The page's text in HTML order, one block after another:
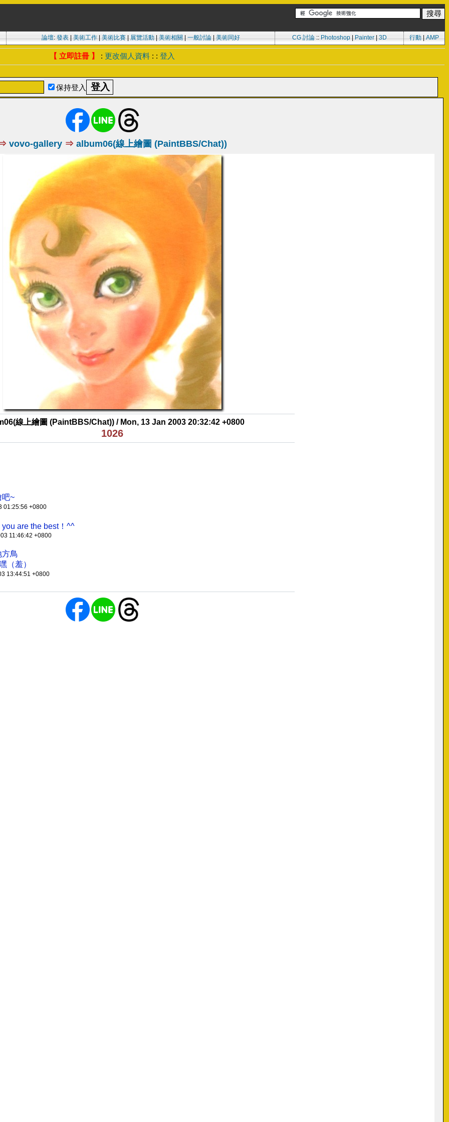
論壇: 發表| 美術工作| 美術比賽| 展覽活動| 美術相關 一般討論| 美術同好 CG 討論:: Photoshop| Painter| 3D 行動 AMP
【 立即註冊 】 : 更改個人資料 : : 登入
保持登入
vovo-gallery ⇒ album06(線上繪圖 (PaintBBS/Chat))
線上繪圖 (PaintBBS/Chat)) / Mon, 13 Jan 2003 20:32:42 +0800
1026
吧~
01:25:56 +0800
are the best！^^
11:46:42 +0800
鳥
（羞）
13:44:51 +0800